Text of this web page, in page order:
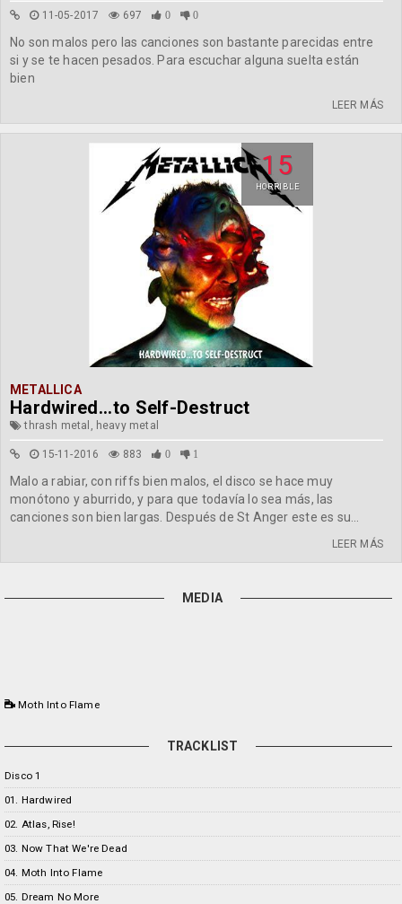
11-05-2017 697 0 0
No son malos pero las canciones son bastante parecidas entre
si y se te hacen pesados. Para escuchar alguna suelta están
bien
LEER MÁS
15
HORRIBLE
METALLICA
Hardwired...to Self-Destruct
thrash metal, heavy metal
15-11-2016 883 0 1
Malo a rabiar, con riffs bien malos, el disco se hace muy
monótono y aburrido, y para que todavía lo sea más, las
canciones son bien largas. Después de St Anger este es su...
LEER MÁS
MEDIA
Moth Into Flame
TRACKLIST
Disco 1
01. Hardwired
02. Atlas, Rise!
03. Now That We're Dead
04. Moth Into Flame
05. Dream No More